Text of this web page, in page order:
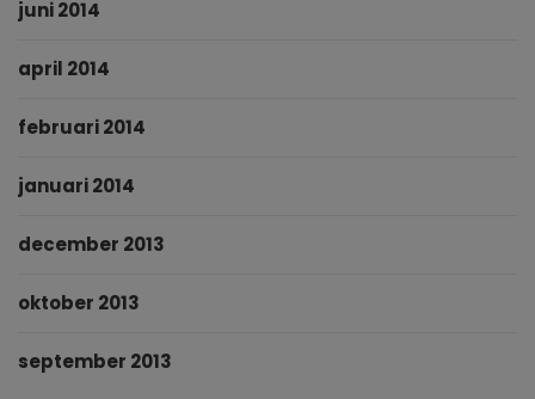
juni 2014
april 2014
februari 2014
januari 2014
december 2013
oktober 2013
september 2013